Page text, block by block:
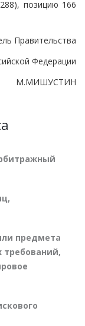
позицию 166
Правительства
Федерации
М.МИШУСТИН
предмета
требований,